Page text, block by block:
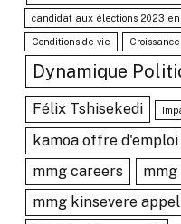
candidat aux élections 2023 en
Conditions de vie
Dynamique
Félix Tshisekedi
kamoa offre
mmg careers
mmg kinsevere